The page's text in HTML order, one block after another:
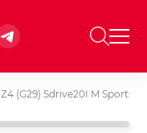
Z4 (G29) Sdrive20I M Sports